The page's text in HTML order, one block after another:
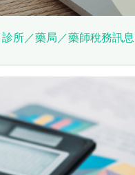
診所／藥局／藥師稅務訊息